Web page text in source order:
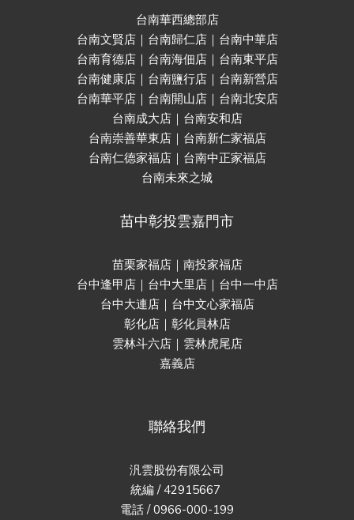
台南華西總部店
台南文賢店｜台南歸仁店｜台南中華店
台南育德店｜台南海佃店｜台南東平店
台南健康店｜台南鹽行店｜台南新營店
台南華平店｜台南開山店｜台南北安店
台南成大店｜台南安和店
台南崇善華東店｜台南新仁家福店
台南仁德家福店｜台南中正家福店
台南未來之城
苗中彰投雲嘉門市
苗栗家福店｜南投家福店
台中逢甲店｜台中大里店｜台中一中店
台中大連店｜台中文心家福店
彰化店｜彰化員林店
雲林斗六店｜雲林虎尾店
嘉義店
聯絡我們
汎雲股份有限公司
統編 / 42915667
電話 / 0966-000-199